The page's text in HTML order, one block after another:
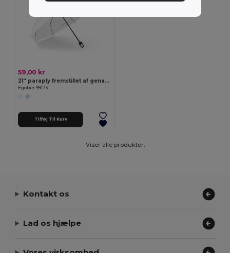
59,00 kr
21'' paraply fremstillet af genanvendt polyester (100 % rPET) 190T vindtæt pongee
Egotier 99173
Tilføj Til Kurv
Viser alle produkter.
Kontakt os
Lad os hjælpe